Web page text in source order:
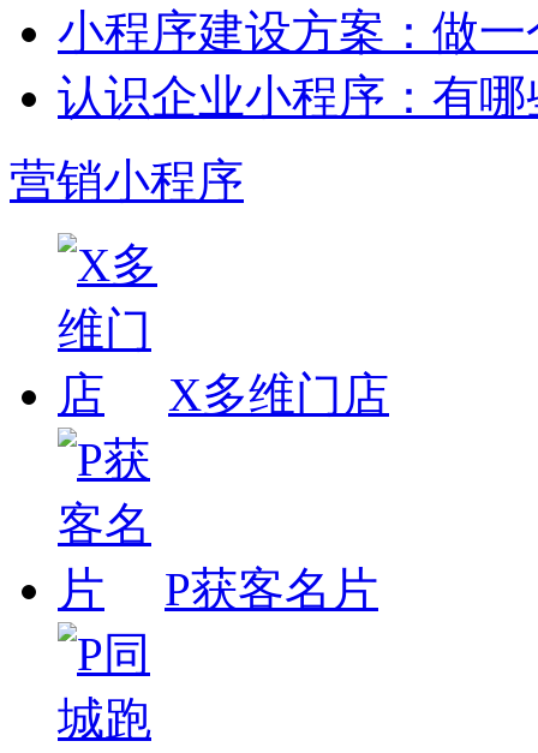
小程序建设方案：做
认识企业小程序：有
营销小程序
X多维门店
P获客名片